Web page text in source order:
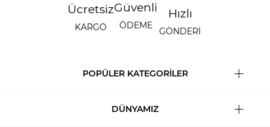
Ücretsiz
KARGO
Güvenli
ÖDEME
Hızlı
GÖNDERİ
POPÜLER KATEGORİLER
DÜNYAMIZ